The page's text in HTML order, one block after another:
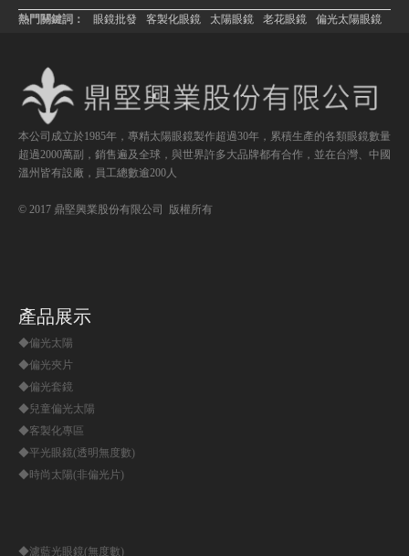
熱門關鍵詞： 眼鏡批發 客製化眼鏡 太陽眼鏡 老花眼鏡 偏光太陽眼鏡
本公司成立於1985年，專精太陽眼鏡製作超過30年，累積生產的各類眼鏡數量
超過2000萬副，銷售遍及全球，與世界許多大品牌都有合作，並在台灣、中國
溫州皆有設廠，員工總數逾200人
© 2017 鼎堅興業股份有限公司 版權所有
產品展示
◆偏光太陽
◆偏光夾片
◆偏光套鏡
◆兒童偏光太陽
◆客製化專區
◆平光眼鏡(透明無度數)
◆時尚太陽(非偏光片)
◆濾藍光眼鏡(無度數)